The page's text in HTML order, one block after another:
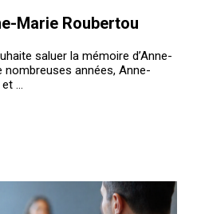
Marie Roubertou
saluer la mémoire d’Anne-
nombreuses années, Anne-
...